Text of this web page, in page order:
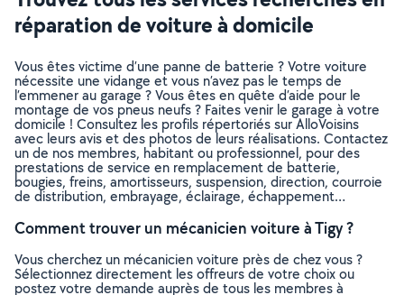
réparation de voiture à domicile
Vous êtes victime d’une panne de batterie ? Votre voiture
nécessite une vidange et vous n’avez pas le temps de
l’emmener au garage ? Vous êtes en quête d’aide pour le
montage de vos pneus neufs ? Faites venir le garage à votre
domicile ! Consultez les profils répertoriés sur AlloVoisins
avec leurs avis et des photos de leurs réalisations. Contactez
un de nos membres, habitant ou professionnel, pour des
prestations de service en remplacement de batterie,
bougies, freins, amortisseurs, suspension, direction, courroie
de distribution, embrayage, éclairage, échappement…
Comment trouver un mécanicien voiture à Tigy ?
Vous cherchez un mécanicien voiture près de chez vous ?
Sélectionnez directement les offreurs de votre choix ou
postez votre demande auprès de tous les membres à